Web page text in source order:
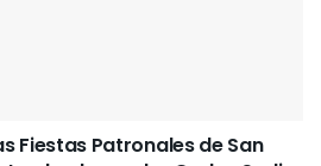
Fiestas Patronales de San